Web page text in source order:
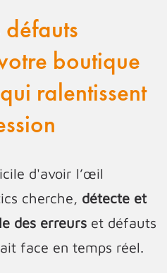
défauts
boutique
ralentissent
d'avoir l’œil
cherche, détecte et
des erreurs et défauts
face en temps réel.